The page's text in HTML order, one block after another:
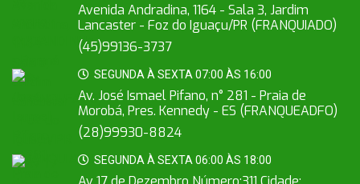
Avenida Andradina, 1164 - Sala 3, Jardim
Lancaster - Foz do Iguaçu/PR (FRANQUIADO)
(45)99136-3737
SEGUNDA À SEXTA 07:00 ÀS 16:00
Av. José Ismael Pifano, n° 281 - Praia de
Morobá, Pres. Kennedy - ES (FRANQUEADFO)
(28)99930-8824
SEGUNDA À SEXTA 06:00 ÀS 18:00